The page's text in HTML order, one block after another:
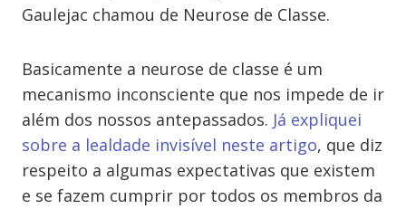
Gaulejac chamou de Neurose de Classe.
Basicamente a neurose de classe é um
mecanismo inconsciente que nos impede de ir
além dos nossos antepassados. Já expliquei
sobre a lealdade invisível neste artigo, que diz
respeito a algumas expectativas que existem
e se fazem cumprir por todos os membros da